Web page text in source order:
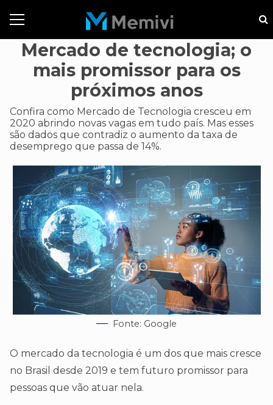
Mercado de tecnologia; o
mais promissor para os
próximos anos
Confira como Mercado de Tecnologia cresceu em
2020 abrindo novas vagas em tudo país. Mas esses
são dados que contradiz o aumento da taxa de
desemprego que passa de 14%.
Fonte: Google
O mercado da tecnologia é um dos que mais cresce
no Brasil desde 2019 e tem futuro promissor para
pessoas que vão atuar nela.